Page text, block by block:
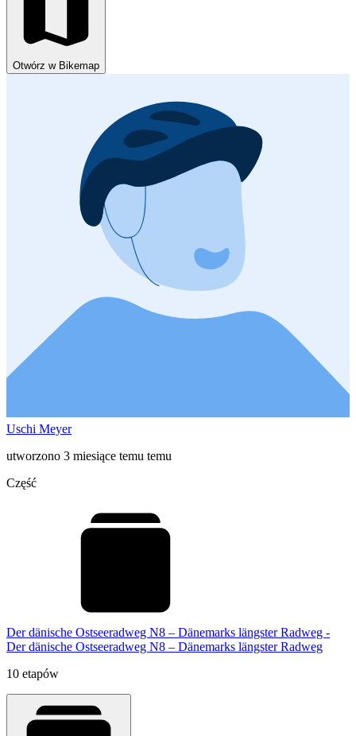
Otwórz w Bikemap
Uschi Meyer
utworzono 3 miesiące temu temu
Część
Der dänische Ostseeradweg N8 – Dänemarks längster Radweg -
Der dänische Ostseeradweg N8 – Dänemarks längster Radweg
10 etapów